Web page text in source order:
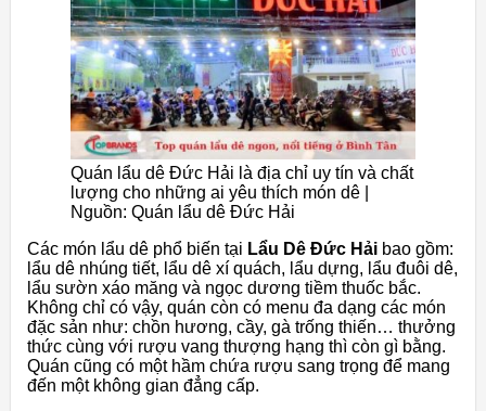
Quán lẩu dê Đức Hải là địa chỉ uy tín và chất
lượng cho những ai yêu thích món dê |
Nguồn: Quán lẩu dê Đức Hải
Các món lẩu dê phổ biến tại Lẩu Dê Đức Hải bao gồm:
lẩu dê nhúng tiết, lẩu dê xí quách, lẩu dựng, lẩu đuôi dê,
lẩu sườn xáo măng và ngọc dương tiềm thuốc bắc.
Không chỉ có vậy, quán còn có menu đa dạng các món
đặc sản như: chồn hương, cầy, gà trống thiến… thưởng
thức cùng với rượu vang thượng hạng thì còn gì bằng.
Quán cũng có một hầm chứa rượu sang trọng để mang
đến một không gian đẳng cấp.